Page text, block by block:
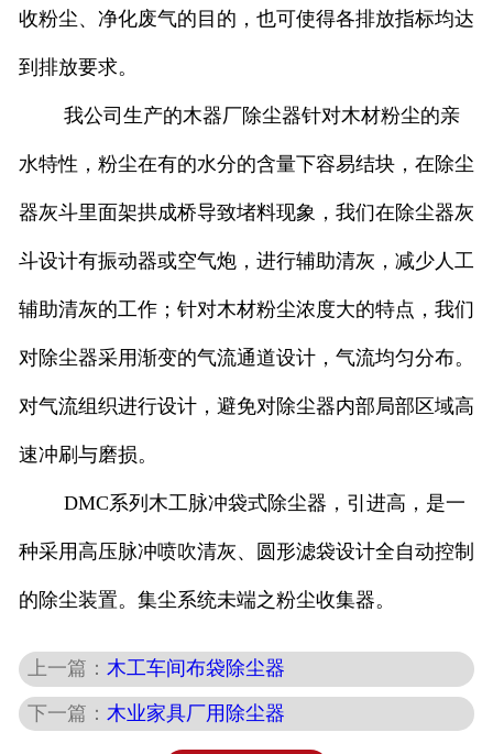
收粉尘、净化废气的目的，也可使得各排放指标均达
到排放要求。
我公司生产的木器厂除尘器针对木材粉尘的亲
水特性，粉尘在有的水分的含量下容易结块，在除尘
器灰斗里面架拱成桥导致堵料现象，我们在除尘器灰
斗设计有振动器或空气炮，进行辅助清灰，减少人工
辅助清灰的工作；针对木材粉尘浓度大的特点，我们
对除尘器采用渐变的气流通道设计，气流均匀分布。
对气流组织进行设计，避免对除尘器内部局部区域高
速冲刷与磨损。
DMC系列木工脉冲袋式除尘器，引进高，是一
种采用高压脉冲喷吹清灰、圆形滤袋设计全自动控制
的除尘装置。集尘系统未端之粉尘收集器。
上一篇：木工车间布袋除尘器
下一篇： 木业家具厂用除尘器